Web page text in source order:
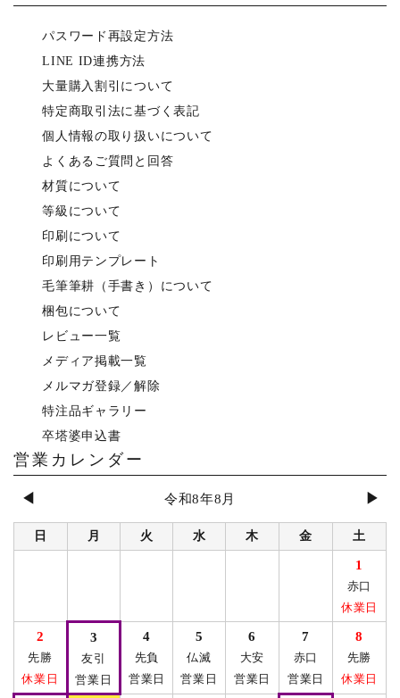
パスワード再設定方法
LINE ID連携方法
大量購入割引について
特定商取引法に基づく表記
個人情報の取り扱いについて
よくあるご質問と回答
材質について
等級について
印刷について
印刷用テンプレート
毛筆筆耕（手書き）について
梱包について
レビュー一覧
メディア掲載一覧
メルマガ登録／解除
特注品ギャラリー
卒塔婆申込書
営業カレンダー
◀ 令和8年8月 ▶
日 月 火 水 木 金 土
1
赤口
休業日
2
先勝
休業日
3
友引
営業日
4
先負
営業日
5
仏滅
営業日
6
大安
営業日
7
赤口
営業日
8
先勝
休業日